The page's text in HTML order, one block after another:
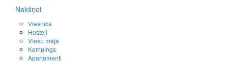
Nakšņot
Viesnīca
Hosteļi
Viesu māja
Kempings
Apartamenti